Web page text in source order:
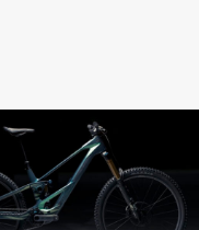
945mm
パワーモード55km、